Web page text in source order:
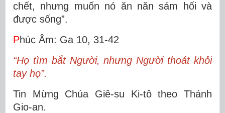
chết, nhưng muốn nó ăn năn sám hối và
được sống”.
Phúc Âm: Ga 10, 31-42
“Họ tìm bắt Người, nhưng Người thoát khỏi
tay họ”.
Tin Mừng Chúa Giê-su Ki-tô theo Thánh
Gio-an.